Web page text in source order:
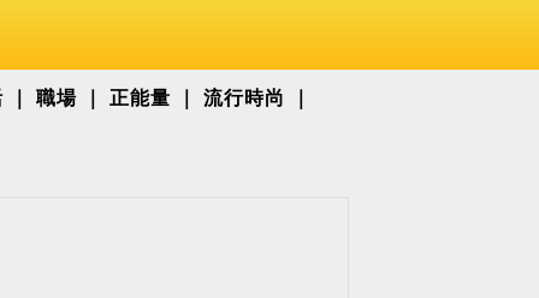
職場 正能量 流行時尚